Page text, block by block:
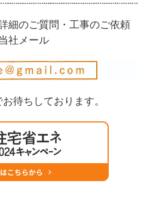
細のご質問・工事のご依頼
社メール
待ちしております。